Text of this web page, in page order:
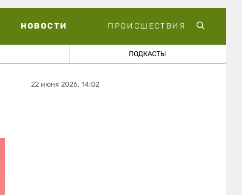
НОВОСТИ ПРОИСШЕСТВИЯ
ПОДКАСТЫ
22 июня 2026, 14:02